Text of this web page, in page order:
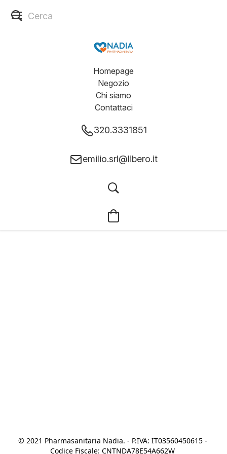
Homepage
Negozio
Chi siamo
Contattaci
320.3331851
emilio.srl@libero.it
© 2021 Pharmasanitaria Nadia. - P.IVA: IT03560450615 -
Codice Fiscale: CNTNDA78E54A662W